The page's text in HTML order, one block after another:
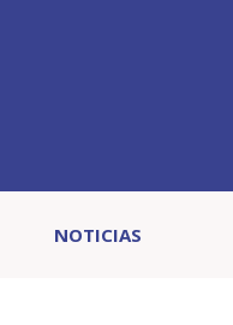
NOTICIAS